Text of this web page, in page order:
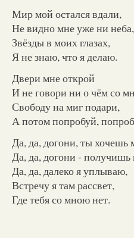
Мир мой остался вдали,
Не видно мне уже ни
Звёзды в моих глазах,
Я не знаю, что я делаю.
Двери мне открой
И не говори ни о чём со
Свободу на миг подари,
А потом попробуй,
Да, да, догони, ты хочешь
Да, да, догони - получишь
Да, да, далеко я уплываю,
Встречу я там рассвет,
Где тебя со мною нет.